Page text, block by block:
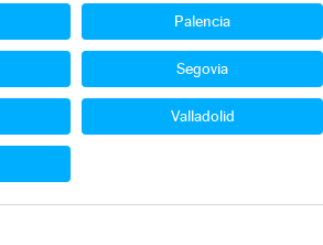
Palencia
Segovia
Valladolid